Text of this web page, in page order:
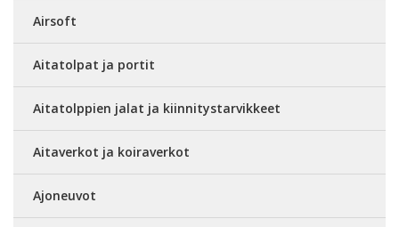
Airsoft
Aitatolpat ja portit
Aitatolppien jalat ja kiinnitystarvikkeet
Aitaverkot ja koiraverkot
Ajoneuvot